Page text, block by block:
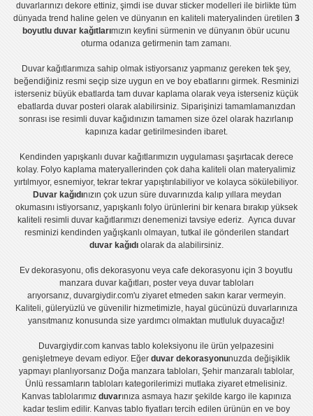
duvarlarınızı dekore ettiniz, şimdi iseduvar sticker modelleri ile birlikte tüm
dünyada trend haline gelen ve dünyanın en kaliteli materyalinden üretilen 3
boyutlu duvar kağıtlarımızın keyfini sürmenin ve dünyanın öbür ucunu
oturma odanıza getirmenin tam zamanı.
Duvar kağıtlarımıza sahip olmak istiyorsanız yapmanız gereken tek şey,
beğendiğiniz resmi seçip size uygun en ve boy ebatlarını girmek. Resminizi
isterseniz büyük ebatlarda tam duvar kaplamaolarak veya isterseniz küçük
ebatlarda duvar posteri olarak alabilirsiniz. Siparişinizi tamamlamanızdan
sonrası iseresimli duvar kağıdınızın tamamen size özel olarak hazırlanıp
kapınıza kadar getirilmesinden ibaret.
Kendinden yapışkanlı duvar kağıtlarımızın uygulamasışaşırtacak derece
kolay. Folyo kaplama materyallerinden çok daha kaliteli olanmateryalimiz
yırtılmıyor, esnemiyor, tekrar tekrar yapıştırılabiliyor ve kolayca sökülebiliyor.
Duvar kağıdınızın çok uzun süre duvarınızda kalıp yıllara meydan
okumasını istiyorsanız, yapışkanlı folyoürünlerini bir kenara bırakıp yüksek
kaliteli resimli duvar kağıtlarımızı denemenizi tavsiye ederiz. Ayrıca duvar
resminizi kendinden yağışkanlı olmayan, tutkal ile gönderilen standart
duvar kağıdıolarak da alabilirsiniz.
Ev dekorasyonu,ofis dekorasyonu veyacafe dekorasyonu için3 boyutlu
manzara duvar kağıtları, posterveya duvar tabloları
arıyorsanız, duvargiydir.com'u ziyaret etmeden sakın karar vermeyin.
Kaliteli, güleryüzlü ve güvenilir hizmetimizle, hayal gücünüzü duvarlarınıza
yansıtmanız konusunda size yardımcı olmaktan mutluluk duyacağız!
Duvargiydir.com kanvas tablo koleksiyonu ile ürün yelpazesini
genişletmeye devam ediyor. Eğerduvar dekorasyonunuzda değişiklik
yapmayı planlıyorsanız Doğa manzara tabloları, Şehir manzaralı tablolar,
Ünlü ressamların tabloları kategorilerimizi mutlaka ziyaret etmelisiniz.
Kanvas tablolarımız duvarınıza asmaya hazır şekilde kargo ile kapınıza
kadar teslim edilir. Kanvas tablo fiyatlarıtercih edilen ürünün en ve boy